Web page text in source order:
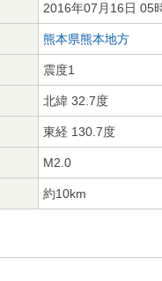
2016年07月16日 05
熊本県熊本地方
震度1
北緯 32.7度
東経 130.7度
M2.0
約10km